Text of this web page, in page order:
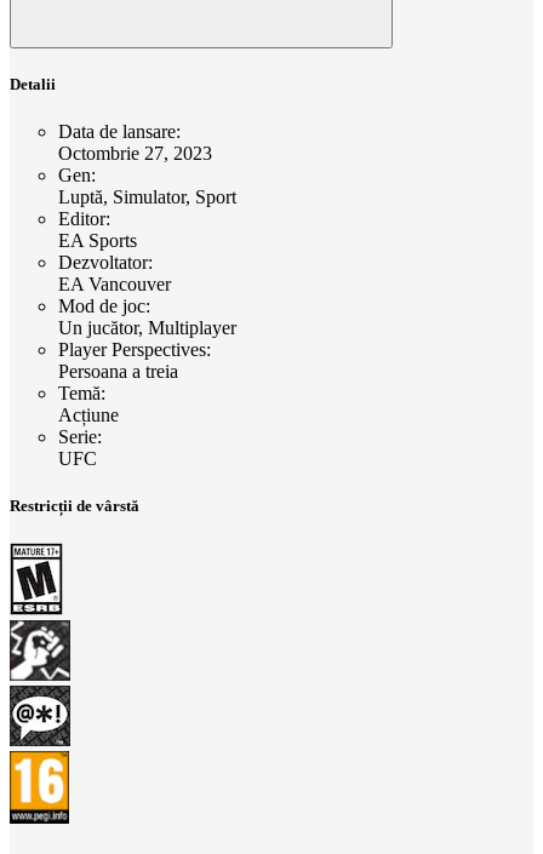
Detalii
Data de lansare:
Octombrie 27, 2023
Gen:
Luptă, Simulator, Sport
Editor:
EA Sports
Dezvoltator:
EA Vancouver
Mod de joc:
Un jucător, Multiplayer
Player Perspectives:
Persoana a treia
Temă:
Acțiune
Serie:
UFC
Restricții de vârstă